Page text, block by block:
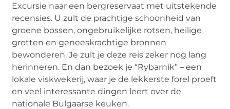
Excursie naar een bergreservaat met uitstekende
recensies. U zult de prachtige schoonheid van
groene bossen, ongebruikelijke rotsen, heilige
grotten en geneeskrachtige bronnen
bewonderen. Je zult je deze reis zeker nog lang
herinneren. En dan bezoek je “Rybarnik” – een
lokale viskwekerij, waar je de lekkerste forel proeft
en veel interessante dingen leert over de
nationale Bulgaarse keuken.